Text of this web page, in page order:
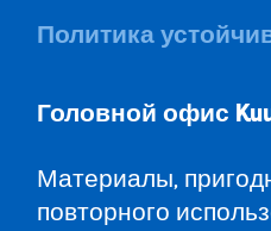
Политика
Головной офис
Материалы,
повторного